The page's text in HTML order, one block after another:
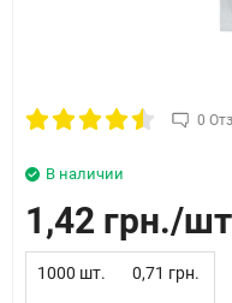
0
В наличии
1,42 грн.
1000 шт. 0,71 грн.